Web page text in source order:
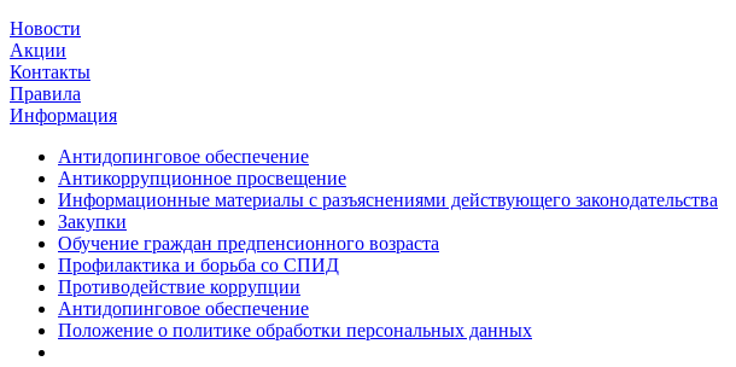
Новости
Акции
Контакты
Правила
Информация
Антидопинговое обеспечение
Антикоррупционное просвещение
Информационные материалы с разъяснениями действующего законодательства
Закупки
Обучение граждан предпенсионного возраста
Профилактика и борьба со СПИД
Противодействие коррупции
Антидопинговое обеспечение
Положение о политике обработки персональных данных